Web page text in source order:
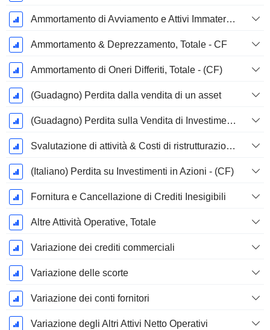
Ammortamento di Avviamento e Attivi Immateriale - (CF) - (Specifico del Modello)
Ammortamento & Deprezzamento, Totale - CF
Ammortamento di Oneri Differiti, Totale - (CF)
(Guadagno) Perdita dalla vendita di un asset
(Guadagno) Perdita sulla Vendita di Investimenti - (CF)
Svalutazione di attività & Costi di ristrutturazione
(Italiano) Perdita su Investimenti in Azioni - (CF)
Fornitura e Cancellazione di Crediti Inesigibili
Altre Attività Operative, Totale
Variazione dei crediti commerciali
Variazione delle scorte
Variazione dei conti fornitori
Variazione degli Altri Attivi Netto Operativi